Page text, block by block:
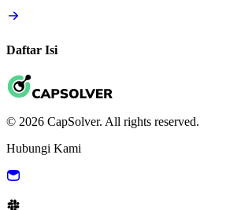
Daftar Isi
© 2026 CapSolver. All rights reserved.
Hubungi Kami